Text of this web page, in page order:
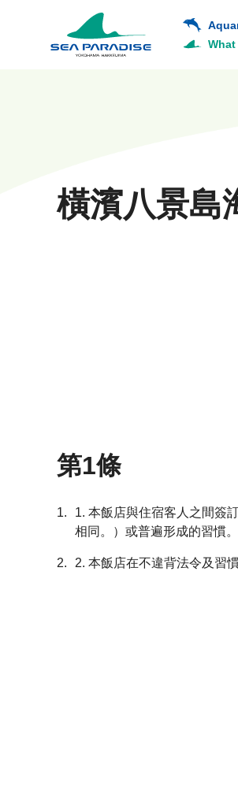
橫濱八景島
第1條
1.
1. 本飯店與住宿客人之間簽
相同。）或普遍形成的習慣。
2. 2. 本飯店在不違背法令及習